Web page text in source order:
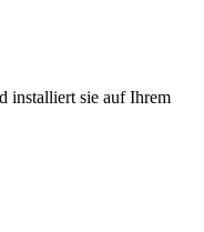
installiert sie auf Ihrem